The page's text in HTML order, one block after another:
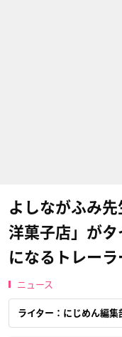
よしながふみ
洋菓子店」が
になるトレーラ
ニュース
ライター：にじめん編集